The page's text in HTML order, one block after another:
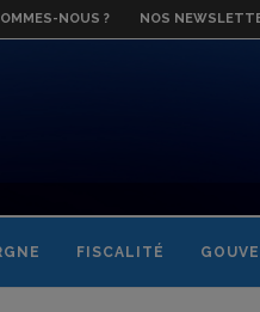
NOUS ? NOS
FISCALITÉ